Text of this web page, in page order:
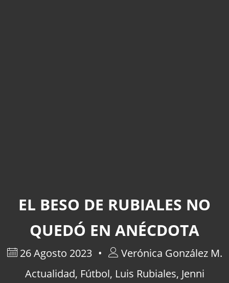
EL BESO DE RUBIALES NO
QUEDÓ EN ANÉCDOTA
26 Agosto 2023
Verónica González M.
Actualidad, Fútbol, Luis Rubiales, Jenni